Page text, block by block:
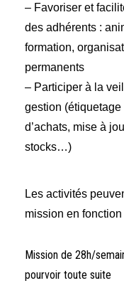
– Favoriser et
des adhérents :
formation,
permanents
– Participer à la
gestion
d’achats, mise à
stocks…)
Les activités
mission en
Mission de 28h/
pourvoir toute suite